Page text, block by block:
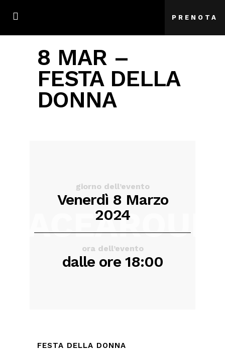
PRENOTA
8 MAR –
FESTA DELLA
DONNA
giorno dell’evento
Venerdì 8 Marzo
2024
ora dell’evento
dalle ore 18:00
FESTA DELLA DONNA